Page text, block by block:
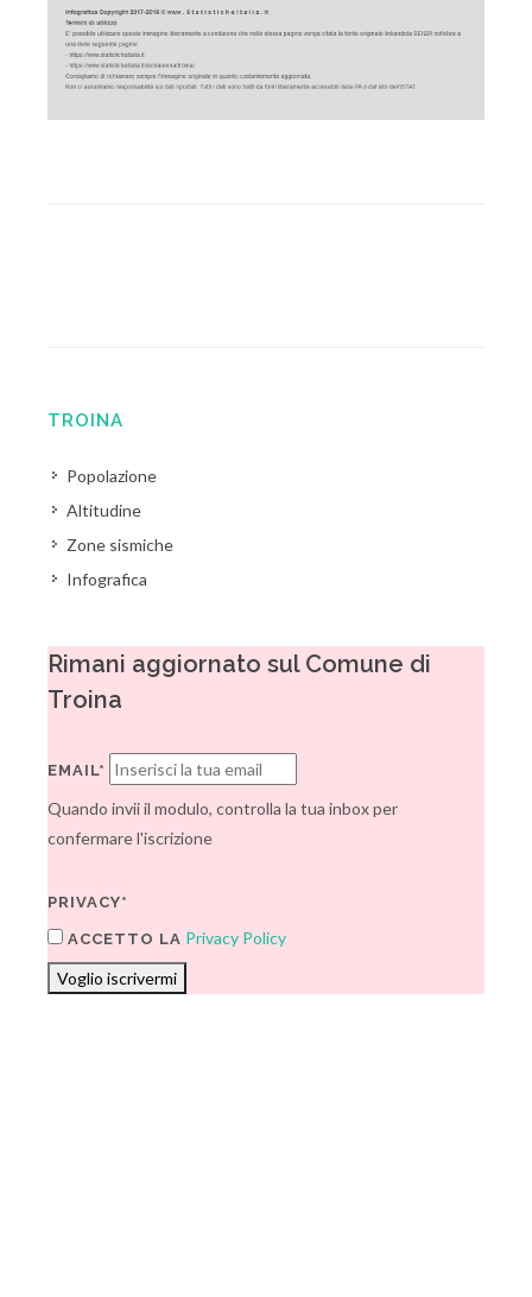
TROINA
Popolazione
Altitudine
Zone sismiche
Infografica
Rimani aggiornato sul Comune di
Troina
EMAIL*
Quando invii il modulo, controlla la tua inbox per
confermare l'iscrizione
PRIVACY*
ACCETTO LA Privacy Policy
Voglio iscrivermi